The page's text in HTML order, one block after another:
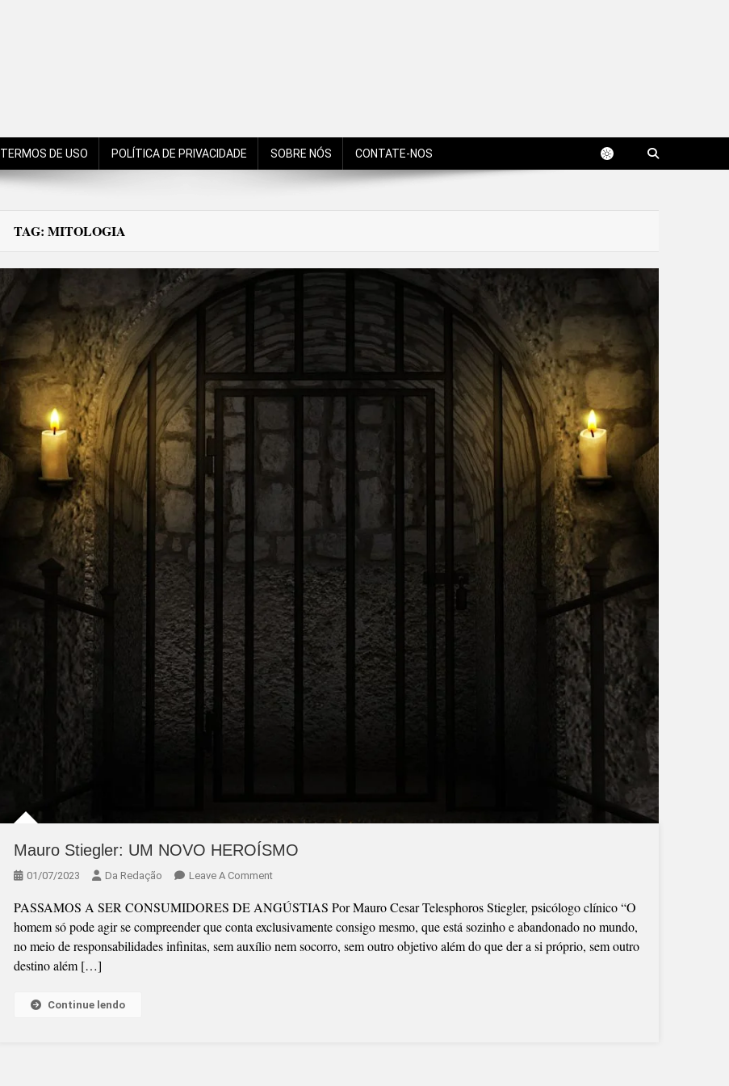
TERMOS DE USO POLÍTICA DE PRIVACIDADE SOBRE NÓS CONTATE-NOS
TAG: MITOLOGIA
Mauro Stiegler: UM NOVO HEROÍSMO
01/07/2023 Da Redação Leave A CommentOn
Stiegler:
UM
NOVO
PASSAMOS A SER CONSUMIDORES DE ANGÚSTIAS Por Mauro Cesar Telesphoros Stiegler, psicólogo clínico “O
homem só pode agir se compreender que conta exclusivamente consigo mesmo, que está sozinho e abandonado no mundo,
no meio de responsabilidades infinitas, sem auxílio nem socorro, sem outro objetivo além do que der a si próprio, sem outro
destino além […]
Continue lendo